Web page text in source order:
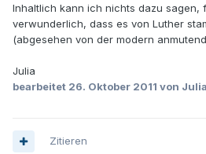
Inhaltlich kann ich nichts dazu sagen,
verwunderlich, dass es von Luther
(abgesehen von der modern
Julia
bearbeitet 26. Oktober 2011 von
Zitieren